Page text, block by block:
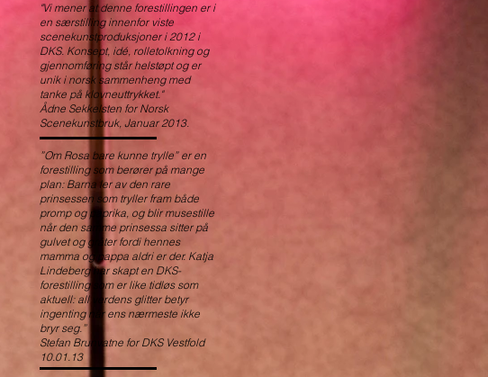
"Vi mener at denne forestillingen er i
en særstilling innenfor viste
scenekunstproduksjoner i 2012 i
DKS. Konsept, idé, rolletolkning og
gjennomføring står helstøpt og er
unik i norsk sammenheng med
tanke på klovneuttrykket."
Ådne Sekkelsten for Norsk
Scenekunstbruk, Januar 2013.
”Om Rosa bare kunne trylle” er en
forestilling som berører på mange
plan: Barna ler av den rare
prinsessen som tryller fram både
promp og paprika, og blir musestille
når den samme prinsessa sitter på
gulvet og gråter fordi hennes
mamma og pappa aldri er der. Katja
Lindeberg har skapt en DKS-
forestilling som er like tidløs som
aktuell: all verdens glitter betyr
ingenting når ens nærmeste ikke
bryr seg.”
Stefan Brunvatne for DKS Vestfold
10.01.13